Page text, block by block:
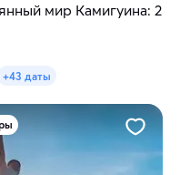
мир Камигуина: 2
+43 даты